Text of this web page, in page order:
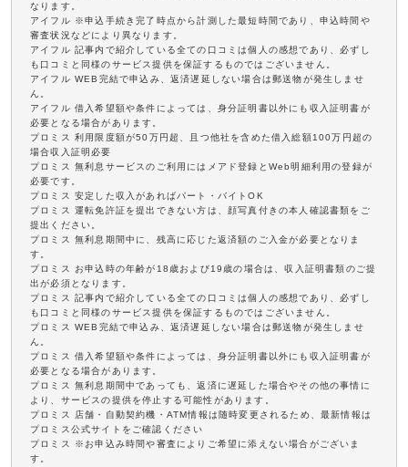
なります。
アイフル ※申込手続き完了時点から計測した最短時間であり、申込時間や
審査状況などにより異なります。
アイフル 記事内で紹介している全ての口コミは個人の感想であり、必ずし
も口コミと同様のサービス提供を保証するものではございません。
アイフル WEB完結で申込み、返済遅延しない場合は郵送物が発生しませ
ん。
アイフル 借入希望額や条件によっては、身分証明書以外にも収入証明書が
必要となる場合があります。
プロミス 利用限度額が50万円超、且つ他社を含めた借入総額100万円超の
場合収入証明必要
プロミス 無利息サービスのご利用にはメアド登録とWeb明細利用の登録が
必要です。
プロミス 安定した収入があればパート・バイトOK
プロミス 運転免許証を提出できない方は、顔写真付きの本人確認書類をご
提出ください。
プロミス 無利息期間中に、残高に応じた返済額のご入金が必要となりま
す。
プロミス お申込時の年齢が18歳および19歳の場合は、収入証明書類のご提
出が必須となります。
プロミス 記事内で紹介している全ての口コミは個人の感想であり、必ずし
も口コミと同様のサービス提供を保証するものではございません。
プロミス WEB完結で申込み、返済遅延しない場合は郵送物が発生しませ
ん。
プロミス 借入希望額や条件によっては、身分証明書以外にも収入証明書が
必要となる場合があります。
プロミス 無利息期間中であっても、返済に遅延した場合やその他の事情に
より、サービスの提供を停止する可能性があります。
プロミス 店舗・自動契約機・ATM情報は随時変更されるため、最新情報は
プロミス公式サイトをご確認ください
プロミス ※お申込み時間や審査によりご希望に添えない場合がございま
す。